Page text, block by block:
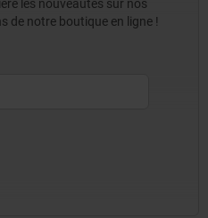
les nouveautés sur nos
de notre boutique en ligne !